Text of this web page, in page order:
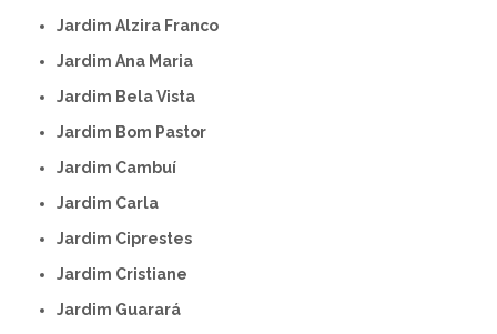
Jardim Alzira Franco
Jardim Ana Maria
Jardim Bela Vista
Jardim Bom Pastor
Jardim Cambuí
Jardim Carla
Jardim Ciprestes
Jardim Cristiane
Jardim Guarará